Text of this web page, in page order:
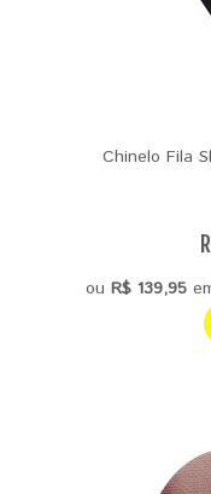
Chinelo Fila
ou R$ 139,95